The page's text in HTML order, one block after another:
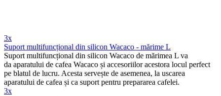
3x
Suport multifuncțional din silicon Wacaco - mărime L
Suport multifuncțional din silicon Wacaco de mărimea L va
da aparatului de cafea Wacaco și accesoriilor acestora locul perfect
pe blatul de lucru. Acesta servește de asemenea, la uscarea
aparatului de cafea și ca suport pentru prepararea cafelei.
3x